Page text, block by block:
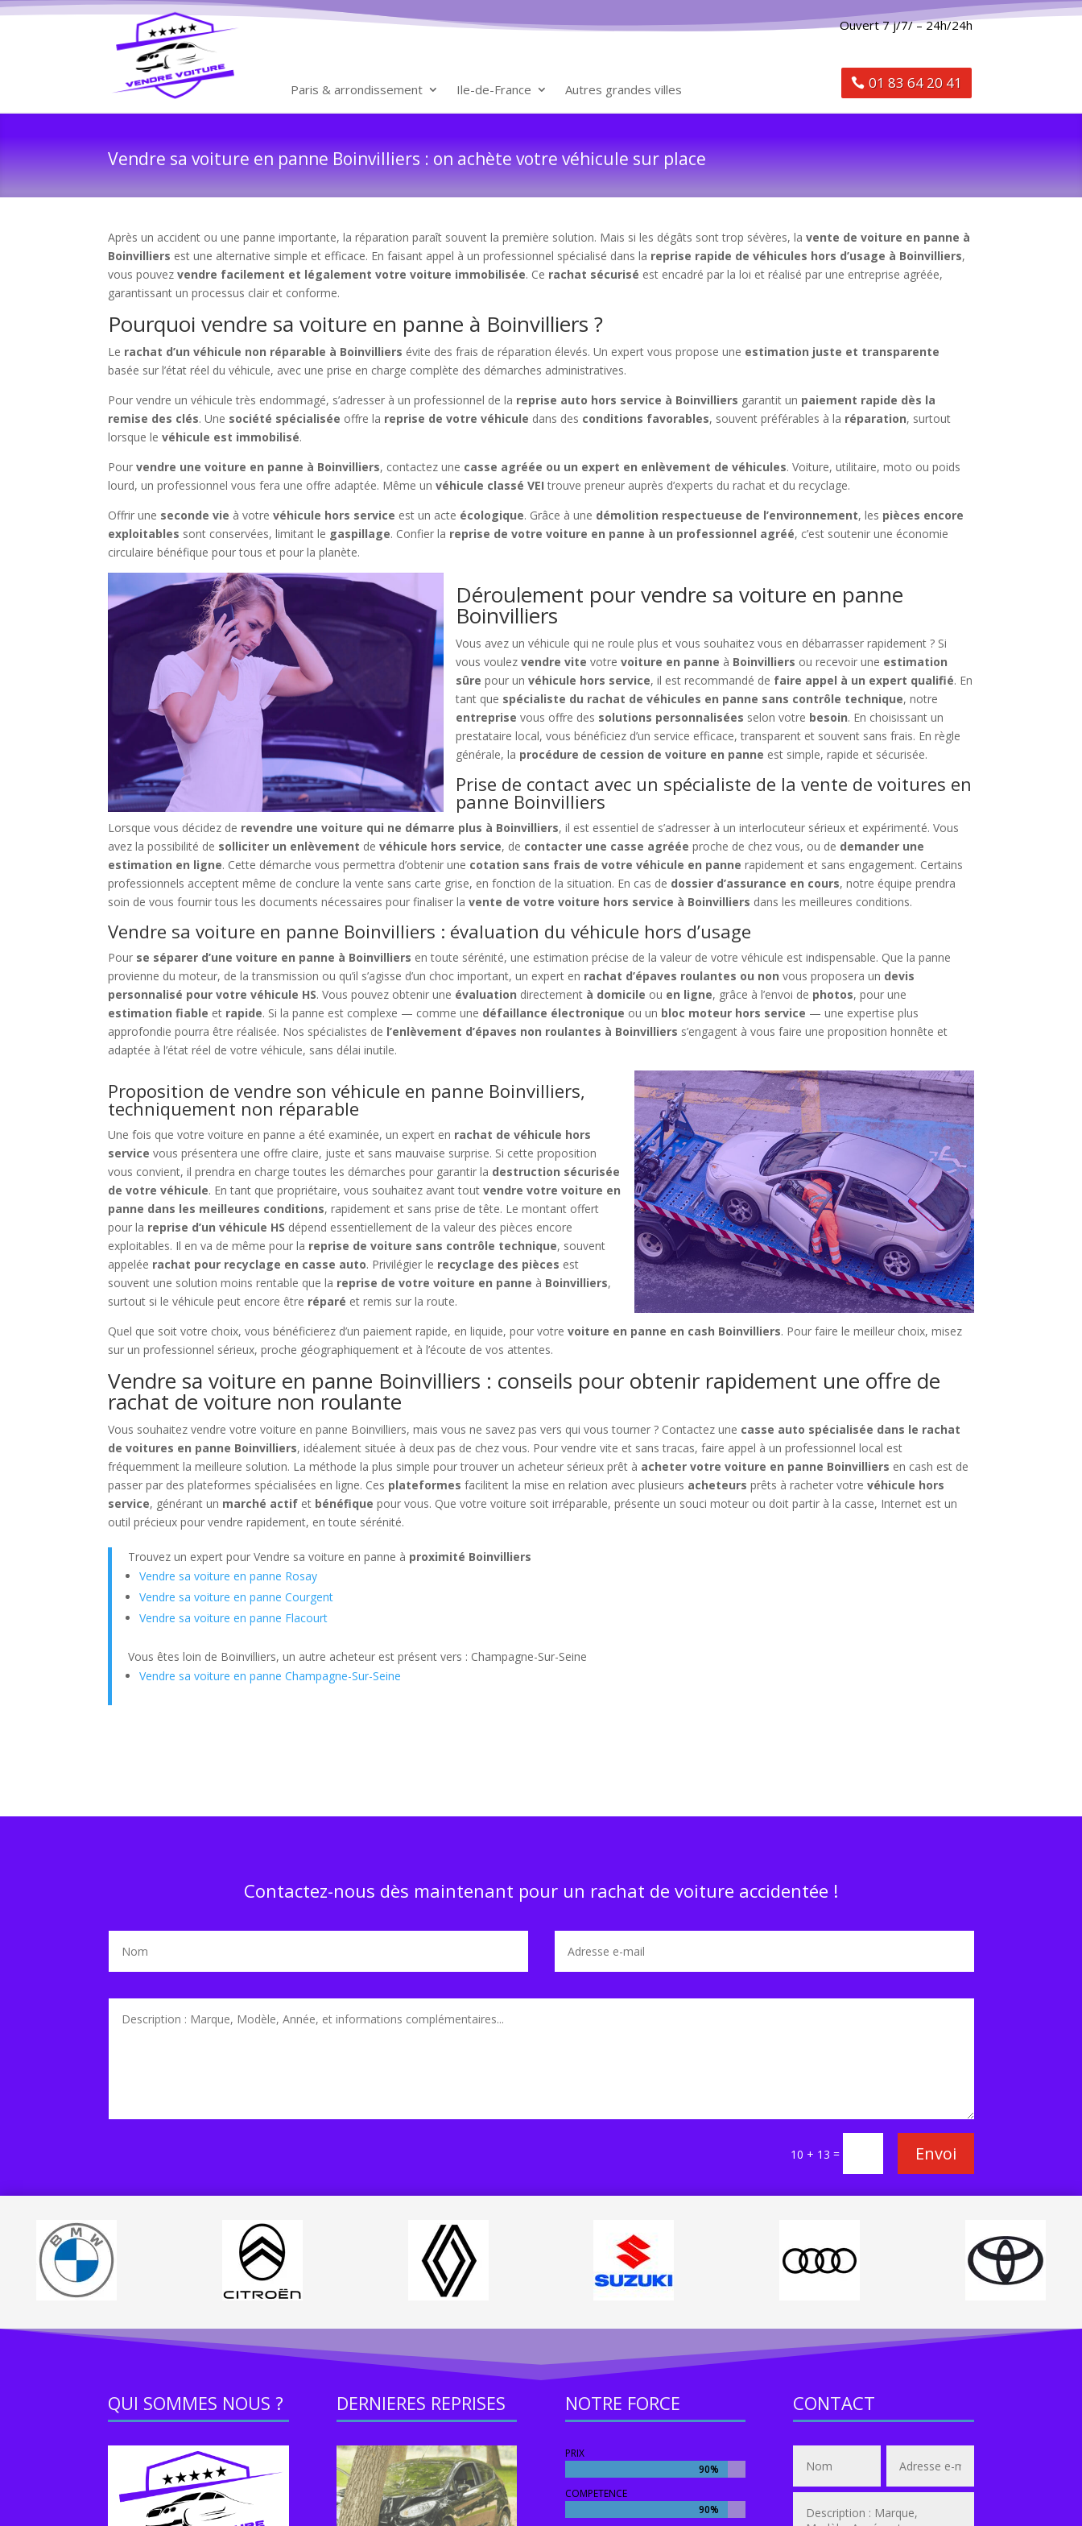
Paris & arrondissement Ile-de-France Autres grandes villes
Ouvert 7 j/7/ – 24h/24h
01 83 64 20 41
Vendre sa voiture en panne Boinvilliers : on achète votre véhicule sur place
Après un accident ou une panne importante, la réparation paraît souvent la première solution. Mais si les dégâts sont trop sévères, lavente de voiture en panne à
Boinvilliers est une alternative simple et efficace. En faisant appel à un professionnel spécialisé dans la reprise rapide de véhicules hors d’usage à Boinvilliers,
vous pouvezvendre facilement et légalement votre voiture immobilisée. Ce rachat sécurisé est encadré par la loi et réalisé par une entreprise agréée,
garantissant un processus clair et conforme.
Pourquoi vendre sa voiture en panne à Boinvilliers ?
Le rachat d’un véhicule non réparable à Boinvilliers évite des frais de réparation élevés. Un expert vous propose une estimation juste et transparente
basée sur l’état réel du véhicule, avec une prise en charge complète des démarches administratives.
Pour vendre un véhicule très endommagé, s’adresser à un professionnel de la reprise auto hors service à Boinvilliers garantit un paiement rapide dès la
remise des clés. Une société spécialisée offre la reprise de votre véhicule dans des conditions favorables, souvent préférables à la réparation, surtout
lorsque levéhicule est immobilisé.
Pourvendre une voiture en panne à Boinvilliers, contactez une casse agréée ou un expert en enlèvement de véhicules. Voiture, utilitaire, moto ou poids
lourd, un professionnel vous fera une offre adaptée. Même unvéhicule classé VEI trouve preneur auprès d’experts du rachat et du recyclage.
Offrir une seconde vie à votrevéhicule hors service est un acte écologique. Grâce à une démolition respectueuse de l’environnement, les pièces encore
exploitables sont conservées, limitant le gaspillage. Confier la reprise de votre voiture en panne à un professionnel agréé, c’est soutenir une économie
circulaire bénéfique pour tous et pour la planète.
Déroulement pour vendre sa voiture en panne
Boinvilliers
Vous avez un véhicule qui ne roule plus et vous souhaitez vous en débarrasser rapidement ? Si
vous voulezvendre vite votrevoiture en panne à Boinvilliers ou recevoir une estimation
sûre pour unvéhicule hors service, il est recommandé de faire appel à un expert qualifié. En
tant que spécialiste du rachat de véhicules en panne sans contrôle technique, notre
entreprise vous offre des solutions personnalisées selon votre besoin. En choisissant un
prestataire local, vous bénéficiez d’un service efficace, transparent et souvent sans frais. En règle
générale, la procédure de cession de voiture en panne est simple, rapide et sécurisée.
Prise de contact avec un spécialiste de la vente de voitures en
panne Boinvilliers
Lorsque vous décidez de revendre une voiture qui ne démarre plus à Boinvilliers, il est essentiel de s’adresser à un interlocuteur sérieux et expérimenté. Vous
avez la possibilité de solliciter un enlèvement devéhicule hors service, de contacter une casse agréée proche de chez vous, ou de demander une
estimation en ligne. Cette démarche vous permettra d’obtenir une cotation sans frais de votre véhicule en panne rapidement et sans engagement. Certains
professionnels acceptent même de conclure la vente sans carte grise, en fonction de la situation. En cas de dossier d’assurance en cours, notre équipe prendra
soin de vous fournir tous les documents nécessaires pour finaliser lavente de votre voiture hors service à Boinvilliers dans les meilleures conditions.
Vendre sa voiture en panne Boinvilliers : évaluation du véhicule hors d’usage
Pour se séparer d’une voiture en panne à Boinvilliers en toute sérénité, une estimation précise de la valeur de votre véhicule est indispensable. Que la panne
provienne du moteur, de la transmission ou qu’il s’agisse d’un choc important, un expert en rachat d’épaves roulantes ou non vous proposera un devis
personnalisé pour votre véhicule HS. Vous pouvez obtenir une évaluation directement à domicile ou en ligne, grâce à l’envoi de photos, pour une
estimation fiable et rapide. Si la panne est complexe — comme une défaillance électronique ou un bloc moteur hors service — une expertise plus
approfondie pourra être réalisée. Nos spécialistes de l’enlèvement d’épaves non roulantes à Boinvilliers s’engagent à vous faire une proposition honnête et
adaptée à l’état réel de votre véhicule, sans délai inutile.
Proposition de vendre son véhicule en panne Boinvilliers,
techniquement non réparable
Une fois que votre voiture en panne a été examinée, un expert en rachat de véhicule hors
service vous présentera une offre claire, juste et sans mauvaise surprise. Si cette proposition
vous convient, il prendra en charge toutes les démarches pour garantir la destruction sécurisée
de votre véhicule. En tant que propriétaire, vous souhaitez avant toutvendre votre voiture en
panne dans les meilleures conditions, rapidement et sans prise de tête. Le montant offert
pour la reprise d’un véhicule HS dépend essentiellement de la valeur des pièces encore
exploitables. Il en va de même pour la reprise de voiture sans contrôle technique, souvent
appelée rachat pour recyclage en casse auto. Privilégier le recyclage des pièces est
souvent une solution moins rentable que la reprise de votre voiture en panne à Boinvilliers,
surtout si le véhicule peut encore être réparé et remis sur la route.
Quel que soit votre choix, vous bénéficierez d’un paiement rapide, en liquide, pour votrevoiture en panne en cash Boinvilliers. Pour faire le meilleur choix, misez
sur un professionnel sérieux, proche géographiquement et à l’écoute de vos attentes.
Vendre sa voiture en panne Boinvilliers : conseils pour obtenir rapidement une offre de
rachat de voiture non roulante
Vous souhaitez vendre votre voiture en panne Boinvilliers, mais vous ne savez pas vers qui vous tourner ? Contactez une casse auto spécialisée dans le rachat
de voitures en panne Boinvilliers, idéalement située à deux pas de chez vous. Pour vendre vite et sans tracas, faire appel à un professionnel local est
fréquemment la meilleure solution. La méthode la plus simple pour trouver un acheteur sérieux prêt à acheter votre voiture en panne Boinvilliers en cash est de
passer par des plateformes spécialisées en ligne. Ces plateformes facilitent la mise en relation avec plusieurs acheteurs prêts à racheter votrevéhicule hors
service, générant un marché actif et bénéfique pour vous. Que votre voiture soit irréparable, présente un souci moteur ou doit partir à la casse, Internet est un
outil précieux pour vendre rapidement, en toute sérénité.
Trouvez un expert pour Vendre sa voiture en panne à proximité Boinvilliers
Vendre sa voiture en panne Rosay
Vendre sa voiture en panne Courgent
Vendre sa voiture en panne Flacourt
Vous êtes loin de Boinvilliers, un autre acheteur est présent vers : Champagne-Sur-Seine
Vendre sa voiture en panne Champagne-Sur-Seine
Contactez-nous dès maintenant pour un rachat de voiture accidentée !
10 + 13 = Envoi
QUI SOMMES NOUS ? DERNIERES REPRISES NOTRE FORCE
PRIX
90%
90%
COMPETENCE
90%
90%
CONTACT